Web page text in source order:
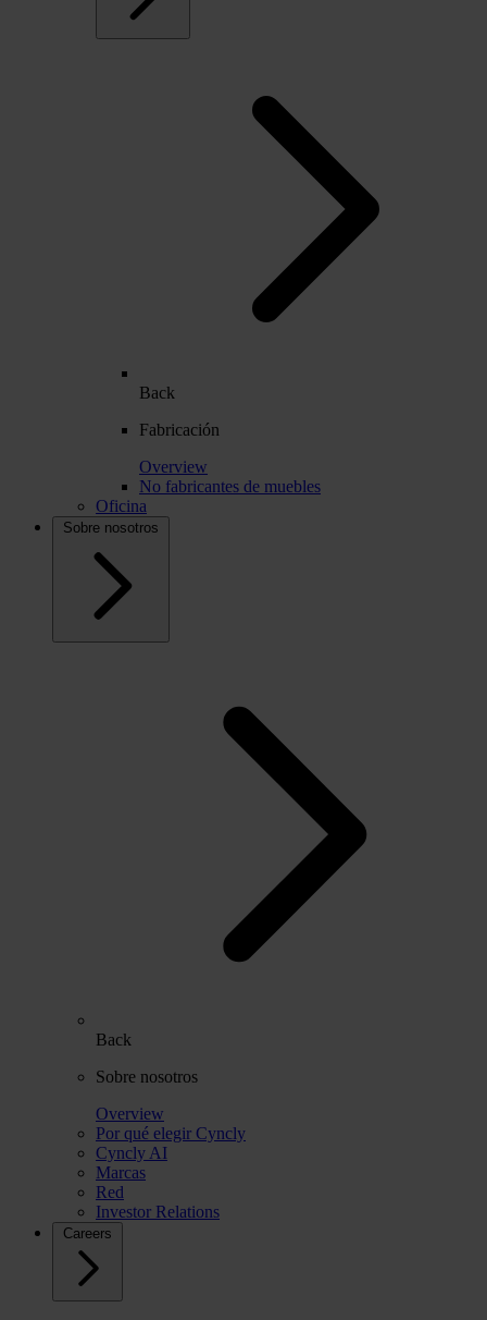
Back
Fabricación
Overview
No fabricantes de muebles
Oficina
Sobre nosotros
Back
Sobre nosotros
Overview
Por qué elegir Cyncly
Cyncly AI
Marcas
Red
Investor Relations
Careers